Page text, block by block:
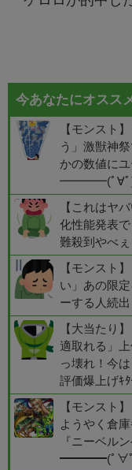
今あなたにオスス
【モンスト
う」激獣神
かの数値に
━━━━(ﾟ∀
【これはヤ
化性能発表
難殺到やべ
【モンスト
い」あの限
ーする人続
【大当たり
適取れる」
っ壊れ！今
評価爆上
【モンスト
ようやく倉
『ニーベル
━━━━(ﾟ∀